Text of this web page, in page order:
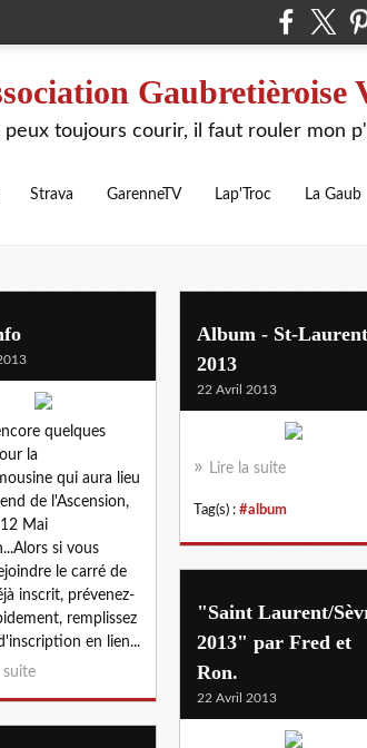
Gaubretièroise
peux toujours courir, il faut rouler mon
Strava GarenneTV Lap'Troc La Gaub
quelques
la
qui aura lieu
de l'Ascension,
Mai
si vous
le carré de
inscrit, prévenez-
remplissez
en lien...
suite
Album - St-
2013
22 Avril 2013
Lire la suite
Tag(s) : #album
"Saint Laurent/
2013" par Fred et
Ron.
22 Avril 2013